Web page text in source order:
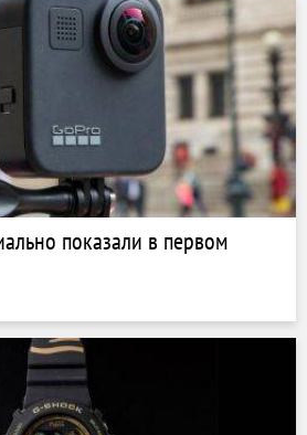
показали в первом